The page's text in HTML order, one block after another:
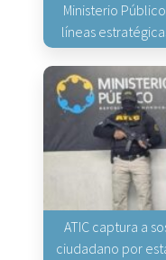
Ministerio
líneas
ATIC captura a
ciudadano por